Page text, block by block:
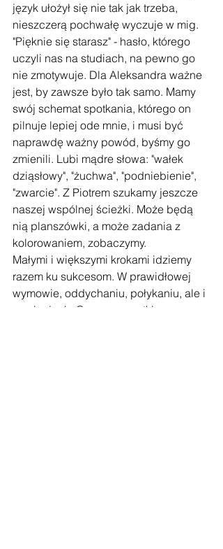
język ułożył się nie tak jak trzeba,
nieszczerą pochwałę wyczuje w mig.
"Pięknie się starasz" - hasło, którego
uczyli nas na studiach, na pewno go
nie zmotywuje. Dla Aleksandra ważne
jest, by zawsze było tak samo. Mamy
swój schemat spotkania, którego on
pilnuje lepiej ode mnie, i musi być
naprawdę ważny powód, byśmy go
zmienili. Lubi mądre słowa: "wałek
dziąsłowy", "żuchwa", "podniebienie",
"zwarcie". Z Piotrem szukamy jeszcze
naszej wspólnej ścieżki. Może będą
nią planszówki, a może zadania z
kolorowaniem, zobaczymy.
Małymi i większymi krokami idziemy
razem ku sukcesom. W prawidłowej
wymowie, oddychaniu, połykaniu, ale i
w relacjach. Czego wszystkim w